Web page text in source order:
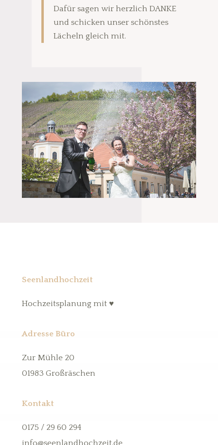
Dafür sagen wir herzlich DANKE
und schicken unser schönstes
Lächeln gleich mit.
Seenlandhochzeit
Hochzeitsplanung mit ♥
Adresse Büro
Zur Mühle 20
01983 Großräschen
Kontakt
0175 / 29 60 294
info@seenlandhochzeit.de